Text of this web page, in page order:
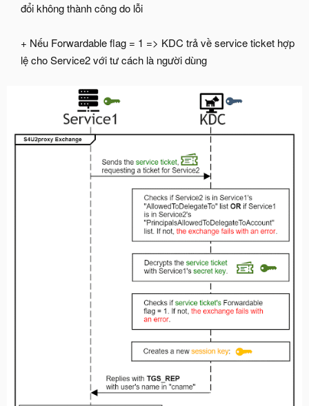
đổi không thành công do lỗi​
+ Nếu Forwardable flag = 1 => KDC trả về service ticket hợp
lệ cho Service2 với tư cách là người dùng​